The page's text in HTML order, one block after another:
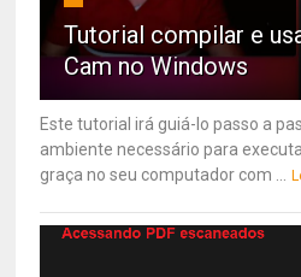
Tutorial compilar e
Cam no Windows
Este tutorial irá guiá-lo passo a
ambiente necessário para
graça no seu computador com ...